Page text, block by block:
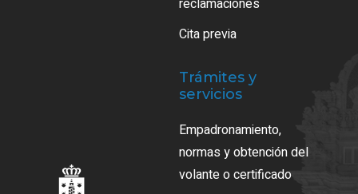
Cita previa
Trámites y
servicios
Empadronamiento,
normas y obtención del
volante o certificado